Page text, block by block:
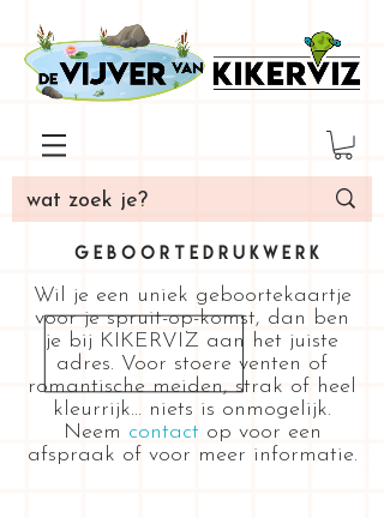
G E B O O R T E D R U K W E R K
Wil je een uniek geboortekaartje
voor je spruit-op-komst, dan ben
je bij KIKERVIZ aan het juiste
adres. Voor stoere venten of
romantische meiden, strak of heel
kleurrijk... niets is onmogelijk.
Neem contact op voor een
afspraak of voor meer informatie.